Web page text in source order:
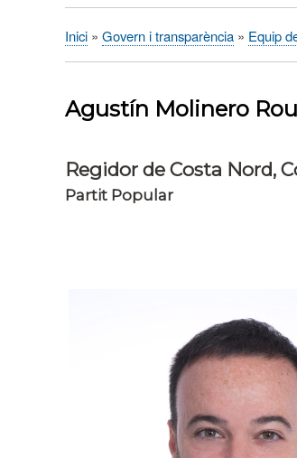
Fil
Inici Govern i transparència Equip
Agustín Molinero
Regidor de Costa Nord,
Partit Popular